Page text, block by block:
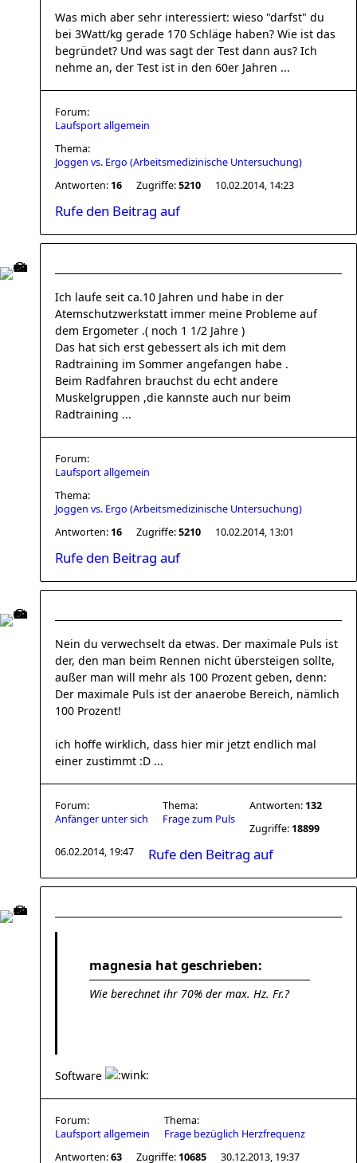
Was mich aber sehr interessiert: wieso "darfst" du
bei 3Watt/kg gerade 170 Schläge haben? Wie ist das
begründet? Und was sagt der Test dann aus? Ich
nehme an, der Test ist in den 60er Jahren ...
Forum:
Laufsport allgemein
Thema:
Joggen vs. Ergo (Arbeitsmedizinische Untersuchung)
Antworten: 16 Zugriffe:5210 10.02.2014, 14:23
Rufe den Beitrag auf
Ich laufe seit ca.10 Jahren und habe in der
Atemschutzwerkstatt immer meine Probleme auf
dem Ergometer .( noch 1 1/2 Jahre )
Das hat sich erst gebessert als ich mit dem
Radtraining im Sommer angefangen habe .
Beim Radfahren brauchst du echt andere
Muskelgruppen ,die kannste auch nur beim
Radtraining ...
Forum:
Laufsport allgemein
Thema:
Joggen vs. Ergo (Arbeitsmedizinische Untersuchung)
Antworten: 16 Zugriffe:5210 10.02.2014, 13:01
Rufe den Beitrag auf
Nein du verwechselt da etwas. Der maximale Puls ist
der, den man beim Rennen nicht übersteigen sollte,
außer man will mehr als 100 Prozent geben, denn:
Der maximale Puls ist der anaerobe Bereich, nämlich
100 Prozent!
ich hoffe wirklich, dass hier mir jetzt endlich mal
einer zustimmt :D ...
Forum:
Anfänger unter sich
Thema:
Frage zum Puls
Antworten: 132
Zugriffe: 18899
06.02.2014, 19:47
Rufe den Beitrag auf
magnesia hat geschrieben:
Wie berechnet ihr 70% der max. Hz. Fr.?
Software
Forum:
Laufsport allgemein
Thema:
Frage bezüglich Herzfrequenz
Antworten:63 Zugriffe: 10685 30.12.2013, 19:37